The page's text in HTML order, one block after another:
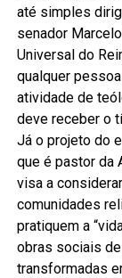
até simples
senador
Universal do
qualquer
atividade de
deve receber o
Já o projeto do
que é pastor da
visa a
comunidades
pratiquem a
obras sociais
transformadas